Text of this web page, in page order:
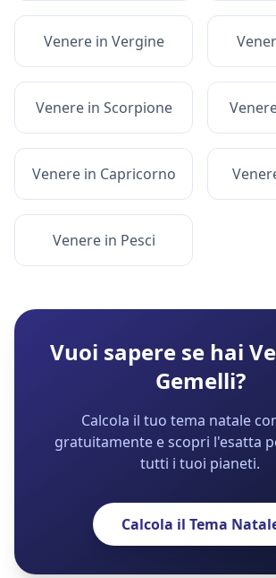
Venerein Vergine
Venerein Scorpione
Venerein Capricorno
Venerein Pesci
Vuoi sapere se hai
Gemelli?
Calcola il tuo tema natale
gratuitamente e scopri l'esatta
tutti i tuoi pianeti.
Calcola il Tema